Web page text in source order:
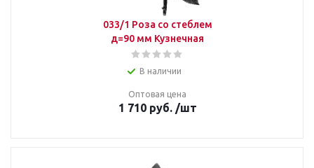
033/1 Роза со стеблем
д=90 мм Кузнечная
В наличии
Оптовая цена
1 710руб. /шт